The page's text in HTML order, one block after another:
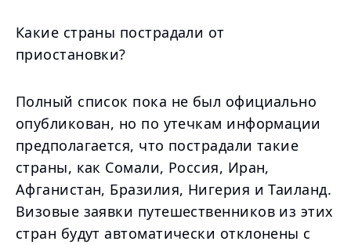
Какие страны пострадали от
приостановки?
Полный список пока не был официально
опубликован, но по утечкам информации
предполагается, что пострадали такие
страны, как Сомали, Россия, Иран,
Афганистан, Бразилия, Нигерия и Таиланд.
Визовые заявки путешественников из этих
стран будут автоматически отклонены с